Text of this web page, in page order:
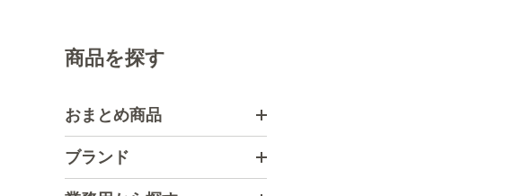
商品を探す
おまとめ商品
ブランド